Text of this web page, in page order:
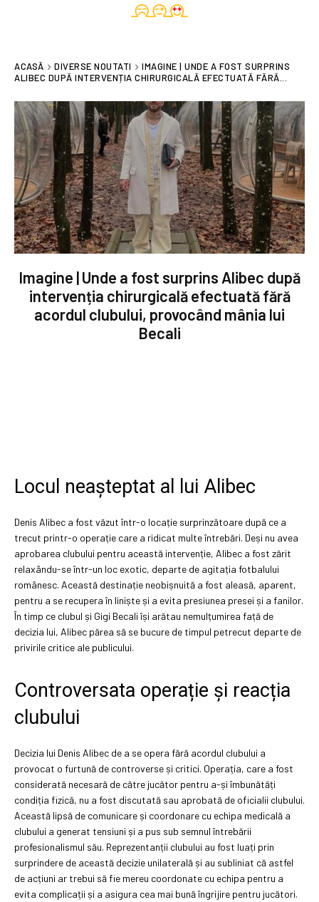
ACASĂ DIVERSE NOUTATI
IMAGINE | UNDE A FOST SURPRINS
ALIBEC DUPĂ INTERVENȚIA CHIRURGICALĂ EFECTUATĂ FĂRĂ...
Imagine | Unde a fost surprins Alibec după
intervenția chirurgicală efectuată fără
acordul clubului, provocând mânia lui
Becali
Locul neașteptat al lui Alibec
Denis Alibec a fost văzut într-o locație surprinzătoare după ce a
trecut printr-o operație care a ridicat multe întrebări. Deși nu avea
aprobarea clubului pentru această intervenție, Alibec a fost zărit
relaxându-se într-un loc exotic, departe de agitația fotbalului
românesc. Această destinație neobișnuită a fost aleasă, aparent,
pentru a se recupera în liniște și a evita presiunea presei și a fanilor.
În timp ce clubul și Gigi Becali își arătau nemulțumirea față de
decizia lui, Alibec părea să se bucure de timpul petrecut departe de
privirile critice ale publicului.
Controversata operație și reacția
clubului
Decizia lui Denis Alibec de a se opera fără acordul clubului a
provocat o furtună de controverse și critici. Operația, care a fost
considerată necesară de către jucător pentru a-și îmbunătăți
condiția fizică, nu a fost discutată sau aprobată de oficialii clubului.
Această lipsă de comunicare și coordonare cu echipa medicală a
clubului a generat tensiuni și a pus sub semnul întrebării
profesionalismul său. Reprezentanții clubului au fost luați prin
surprindere de această decizie unilaterală și au subliniat că astfel
de acțiuni ar trebui să fie mereu coordonate cu echipa pentru a
evita complicații și a asigura cea mai bună îngrijire pentru jucători.